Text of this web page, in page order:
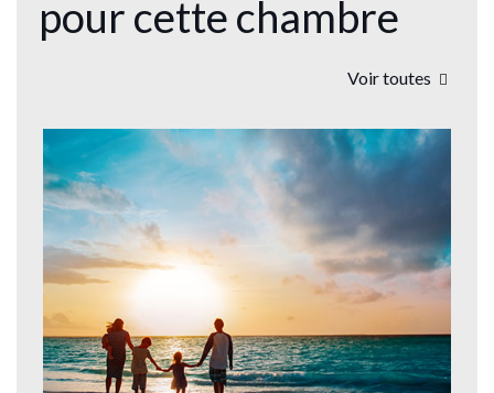
pour cette chambre
Voir toutes